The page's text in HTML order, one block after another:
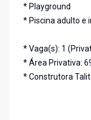
* Playground
* Piscina adulto e
* Vaga(s): 1
* Área Privativa:
* Construtora